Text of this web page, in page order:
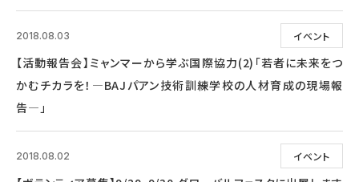
イベント
2018.08.03
【活動報告会】ミャンマーから学ぶ国際協力(2)「若者に未来をつ
かむチカラを！―BAJパアン技術訓練学校の人材育成の現場報
告―」
イベント
2018.08.02